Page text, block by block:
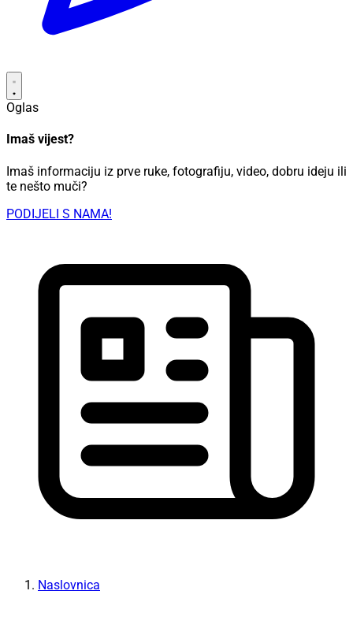
Oglas
Imaš vijest?
Imaš informaciju iz prve ruke, fotografiju, video, dobru ideju ili
te nešto muči?
PODIJELI S NAMA!
Naslovnica